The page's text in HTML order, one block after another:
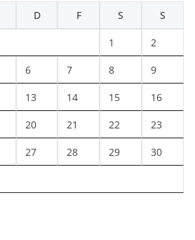
D F S S
1 2
6 7 8 9
13 14 15 16
20 21 22 23
27 28 29 30